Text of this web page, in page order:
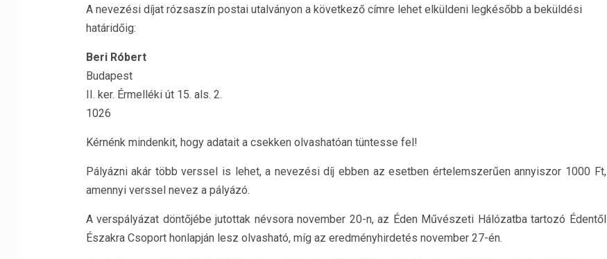
A nevezési díjat rózsaszín postai utalványon a következő címre lehet elküldeni legkésőbb a beküldési
határidőig:
Beri Róbert
Budapest
II. ker. Érmelléki út 15. als. 2.
1026
Kérnénk mindenkit, hogy adatait a csekken olvashatóan tüntesse fel!
Pályázni akár több verssel is lehet, a nevezési díj ebben az esetben értelemszerűen annyiszor 1000 Ft,
amennyi verssel nevez a pályázó.
A verspályázat döntőjébe jutottak névsora november 20-n, az Éden Művészeti Hálózatba tartozó Édentől
Északra Csoport honlapján lesz olvasható, míg az eredményhirdetés november 27-én.